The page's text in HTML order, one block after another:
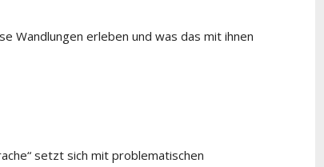
Wandlungen erleben und was das mit ihnen
setzt sich mit problematischen